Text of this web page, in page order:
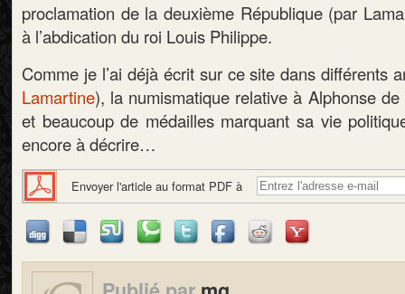
proclamation de la deuxième République (par
à l’abdication du roi Louis Philippe.
Comme je l’ai déjà écrit sur ce site dans différents
Lamartine), la numismatique relative à Alphonse
et beaucoup de médailles marquant sa vie
encore à décrire…
Envoyer l'article au format PDF à